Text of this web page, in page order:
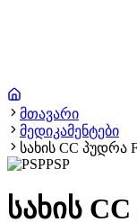
მთავარი
მედიკამენტები
სახის CC პუდრა
PSP
სახის